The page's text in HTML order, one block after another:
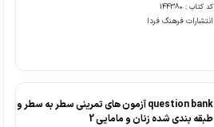
کد کتاب : 144380
انتشارات فرهنگ فردا
question bank آزمون های تمرینی سطر به سطر و
طبقه بندی شده زنان و مامایی 2